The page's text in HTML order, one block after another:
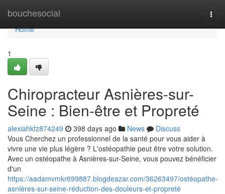
bouchesocial
Home
Home
1
Chiropracteur Asnières-sur-
Seine : Bien-être et Propreté
alexiahkfz874249 398 days ago News
Discuss
Vous Cherchez un professionnel de la santé pour vous aider à
vivre une vie plus légère ? L'ostéopathie peut être votre solution.
Avec un ostéopathe à Asnières-sur-Seine, vous pouvez bénéficier
d'un
https://aadamvmkr699887.blogdeazar.com/36263497/ostéopathe-
asnières-sur-seine-réduction-des-douleurs-et-propreté